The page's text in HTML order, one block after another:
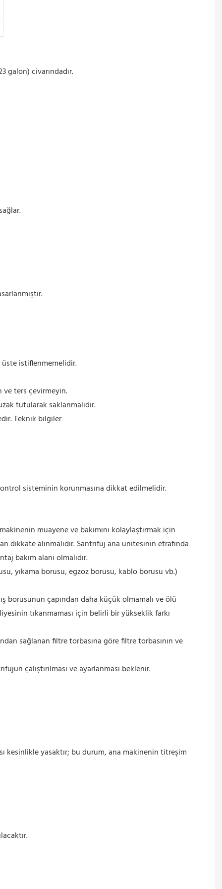
galon) civarındadır.
üste istiflenmemelidir.
ve ters çevirmeyin.
tutularak saklanmalıdır.
Teknik bilgiler
sisteminin korunmasına dikkat edilmelidir.
muayene ve bakımını kolaylaştırmak için
dikkate alınmalıdır. Santrifüj ana ünitesinin etrafında
bakım alanı olmalıdır.
yıkama borusu, egzoz borusu, kablo borusu vb.)
borusunun çapından daha küçük olmamalı ve ölü
tıkanmaması için belirli bir yükseklik farkı
sağlanan filtre torbasına göre filtre torbasının ve
çalıştırılması ve ayarlanması beklenir.
kesinlikle yasaktır; bu durum, ana makinenin titreşim